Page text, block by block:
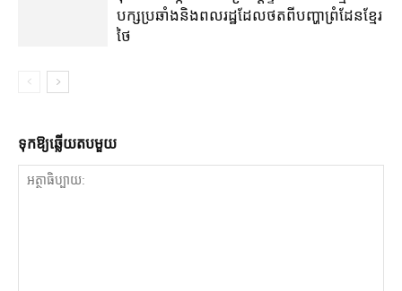
បក្ស​ប្រឆាំង​និង​ពលរដ្ឋ​ដែល​ថត​ពី​បញ្ហា​ព្រំដែន​ខ្មែរ​
ថៃ
ទុក​ឱ្យ​ឆ្លើយ​តប​មួយ